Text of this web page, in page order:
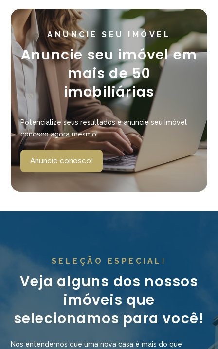
ANUNCIE SEU IMÓVEL
Anuncie seu imóvel em
mais de 50
imobiliárias
Potencialize seus resultados e anuncie seu imóvel
conosco agora mesmo!
Anuncie conosco!
SELEÇÃO ESPECIAL!
Veja alguns dos nossos
imóveis que
selecionamos para você!
Nós entendemos que uma nova casa é mais do que